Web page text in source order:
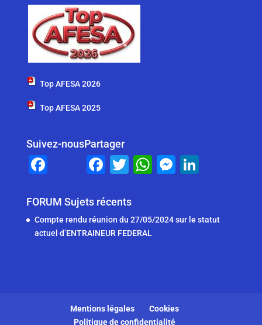
Top AFESA 2026
Top AFESA 2025
Suivez-nous
c
e
b
Partager
F
c
e
b
T
tt
er
W
s
A
M
e
e
FORUM Sujets récents
Compte rendu réunion du 27/05/2024 sur le statut
actuel d’ENTRAINEUR FEDERAL
Mentions légales
Cookies
Politique de confidentialité